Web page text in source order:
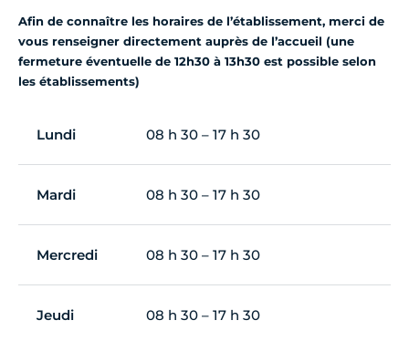
Afin de connaître les horaires de l’établissement, merci de
vous renseigner directement auprès de l’accueil (une
fermeture éventuelle de 12h30 à 13h30 est possible selon
les établissements)
Lundi 08 h 30 – 17 h 30
Mardi 08 h 30 – 17 h 30
Mercredi 08 h 30 – 17 h 30
Jeudi 08 h 30 – 17 h 30